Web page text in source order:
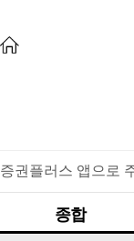
증권플러스 앱으로
종합